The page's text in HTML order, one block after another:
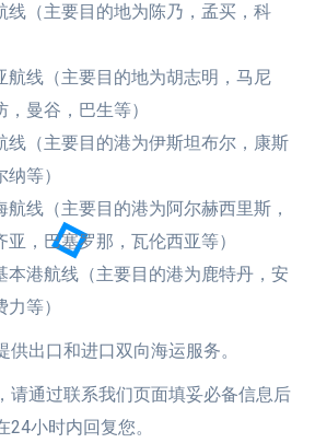
线（主要目的地为陈乃，孟买，科
航线（主要目的地为胡志明，马尼
曼谷，巴生等）
线（主要目的港为伊斯坦布尔，康斯
等）
航线（主要目的港为阿尔赫西里斯，
，巴塞罗那，瓦伦西亚等）
本港航线（主要目的港为鹿特丹，安
等）
出口和进口双向海运服务。
请通过联系我们页面填妥必备信息后
小时内回复您。